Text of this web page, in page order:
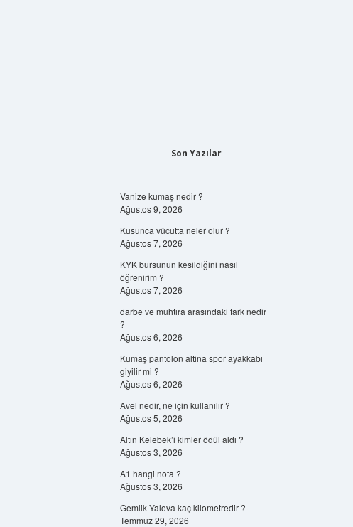
Son Yazılar
Vanize kumaş nedir ?
Ağustos 9, 2026
Kusunca vücutta neler olur ?
Ağustos 7, 2026
KYK bursunun kesildiğini nasıl
öğrenirim ?
Ağustos 7, 2026
darbe ve muhtıra arasındaki fark nedir
?
Ağustos 6, 2026
Kumaş pantolon altina spor ayakkabı
giyilir mi ?
Ağustos 6, 2026
Avel nedir, ne için kullanılır ?
Ağustos 5, 2026
Altın Kelebek’i kimler ödül aldı ?
Ağustos 3, 2026
A1 hangi nota ?
Ağustos 3, 2026
Gemlik Yalova kaç kilometredir ?
Temmuz 29, 2026